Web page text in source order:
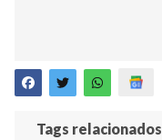
Tags relacionados